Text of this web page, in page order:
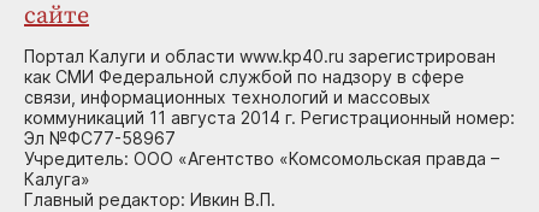
сайте
Портал Калуги и области www.kp40.ru зарегистрирован
как СМИ Федеральной службой по надзору в сфере
связи, информационных технологий и массовых
коммуникаций 11 августа 2014 г. Регистрационный номер:
Эл №ФС77-58967
Учредитель: ООО «Агентство «Комсомольская правда –
Калуга»
Главный редактор: Ивкин В.П.